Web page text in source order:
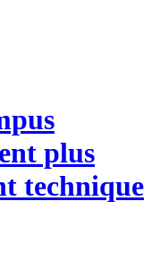
plus
technique